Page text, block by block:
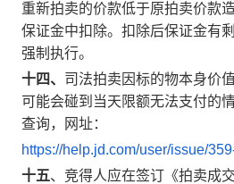
重新拍卖的价款低于原拍卖价款
保证金中扣除。扣除后保证金有
强制执行。
十四、 司法拍卖因标的物本身价
可能会碰到当天限额无法支付的
查询，网址：
https://help.jd.com/user/issue/
十五、竞得人应在签订《拍卖成